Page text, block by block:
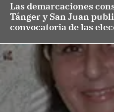
Las demarcaciones
Tánger y San Juan
convocatoria de las